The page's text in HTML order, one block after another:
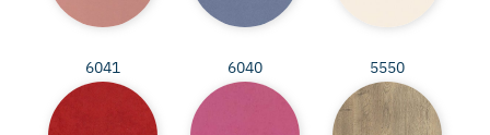
5550
6040
6041